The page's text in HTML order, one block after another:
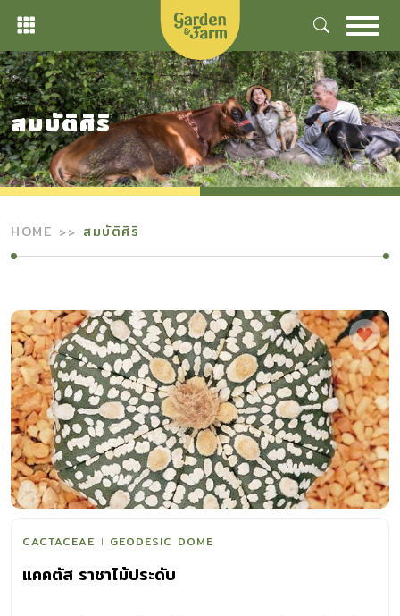
Skip
content
สมบัติศิริ
HOME สมบัติศิริ
CACTACEAE GEODESIC DOME
แคคตัส ราชาไม้ประดับ